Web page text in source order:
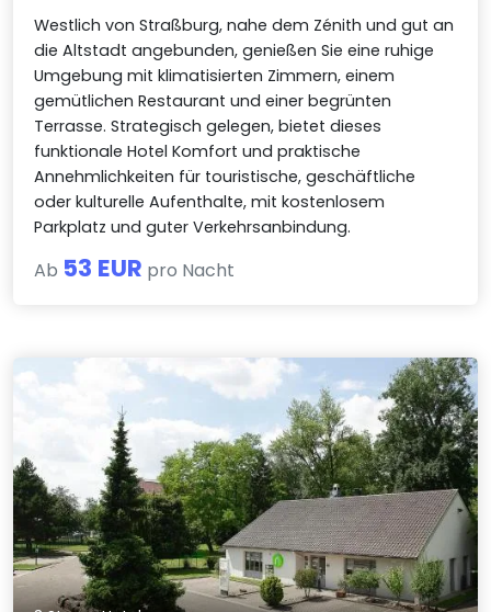
Westlich von Straßburg, nahe dem Zénith und gut an
die Altstadt angebunden, genießen Sie eine ruhige
Umgebung mit klimatisierten Zimmern, einem
gemütlichen Restaurant und einer begrünten
Terrasse. Strategisch gelegen, bietet dieses
funktionale Hotel Komfort und praktische
Annehmlichkeiten für touristische, geschäftliche
oder kulturelle Aufenthalte, mit kostenlosem
Parkplatz und guter Verkehrsanbindung.
Ab 53 EUR pro Nacht